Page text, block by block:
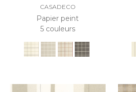
CASADECO
Papier peint
5 couleurs